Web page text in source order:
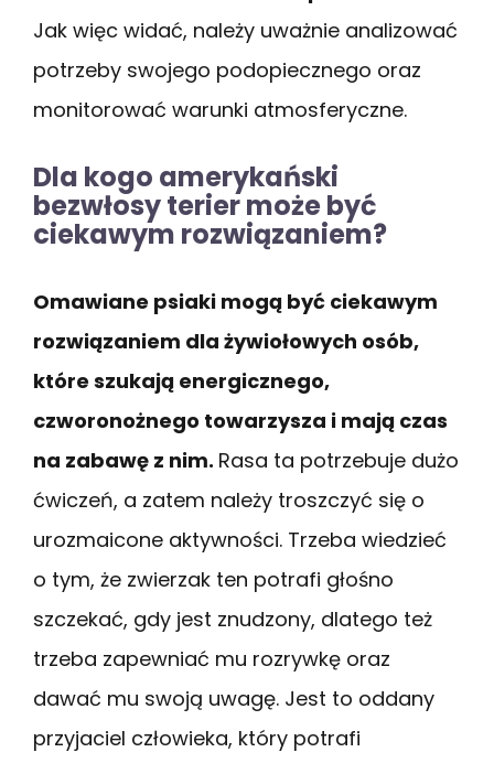
Jak więc widać, należy uważnie analizować
potrzeby swojego podopiecznego oraz
monitorować warunki atmosferyczne.
Dla kogo amerykański
bezwłosy terier może być
ciekawym rozwiązaniem?
Omawiane psiaki mogą być ciekawym
rozwiązaniem dla żywiołowych osób,
które szukają energicznego,
czworonożnego towarzysza i mają czas
na zabawę z nim. Rasa ta potrzebuje dużo
ćwiczeń, a zatem należy troszczyć się o
urozmaicone aktywności. Trzeba wiedzieć
o tym, że zwierzak ten potrafi głośno
szczekać, gdy jest znudzony, dlatego też
trzeba zapewniać mu rozrywkę oraz
dawać mu swoją uwagę. Jest to oddany
przyjaciel człowieka, który potrafi